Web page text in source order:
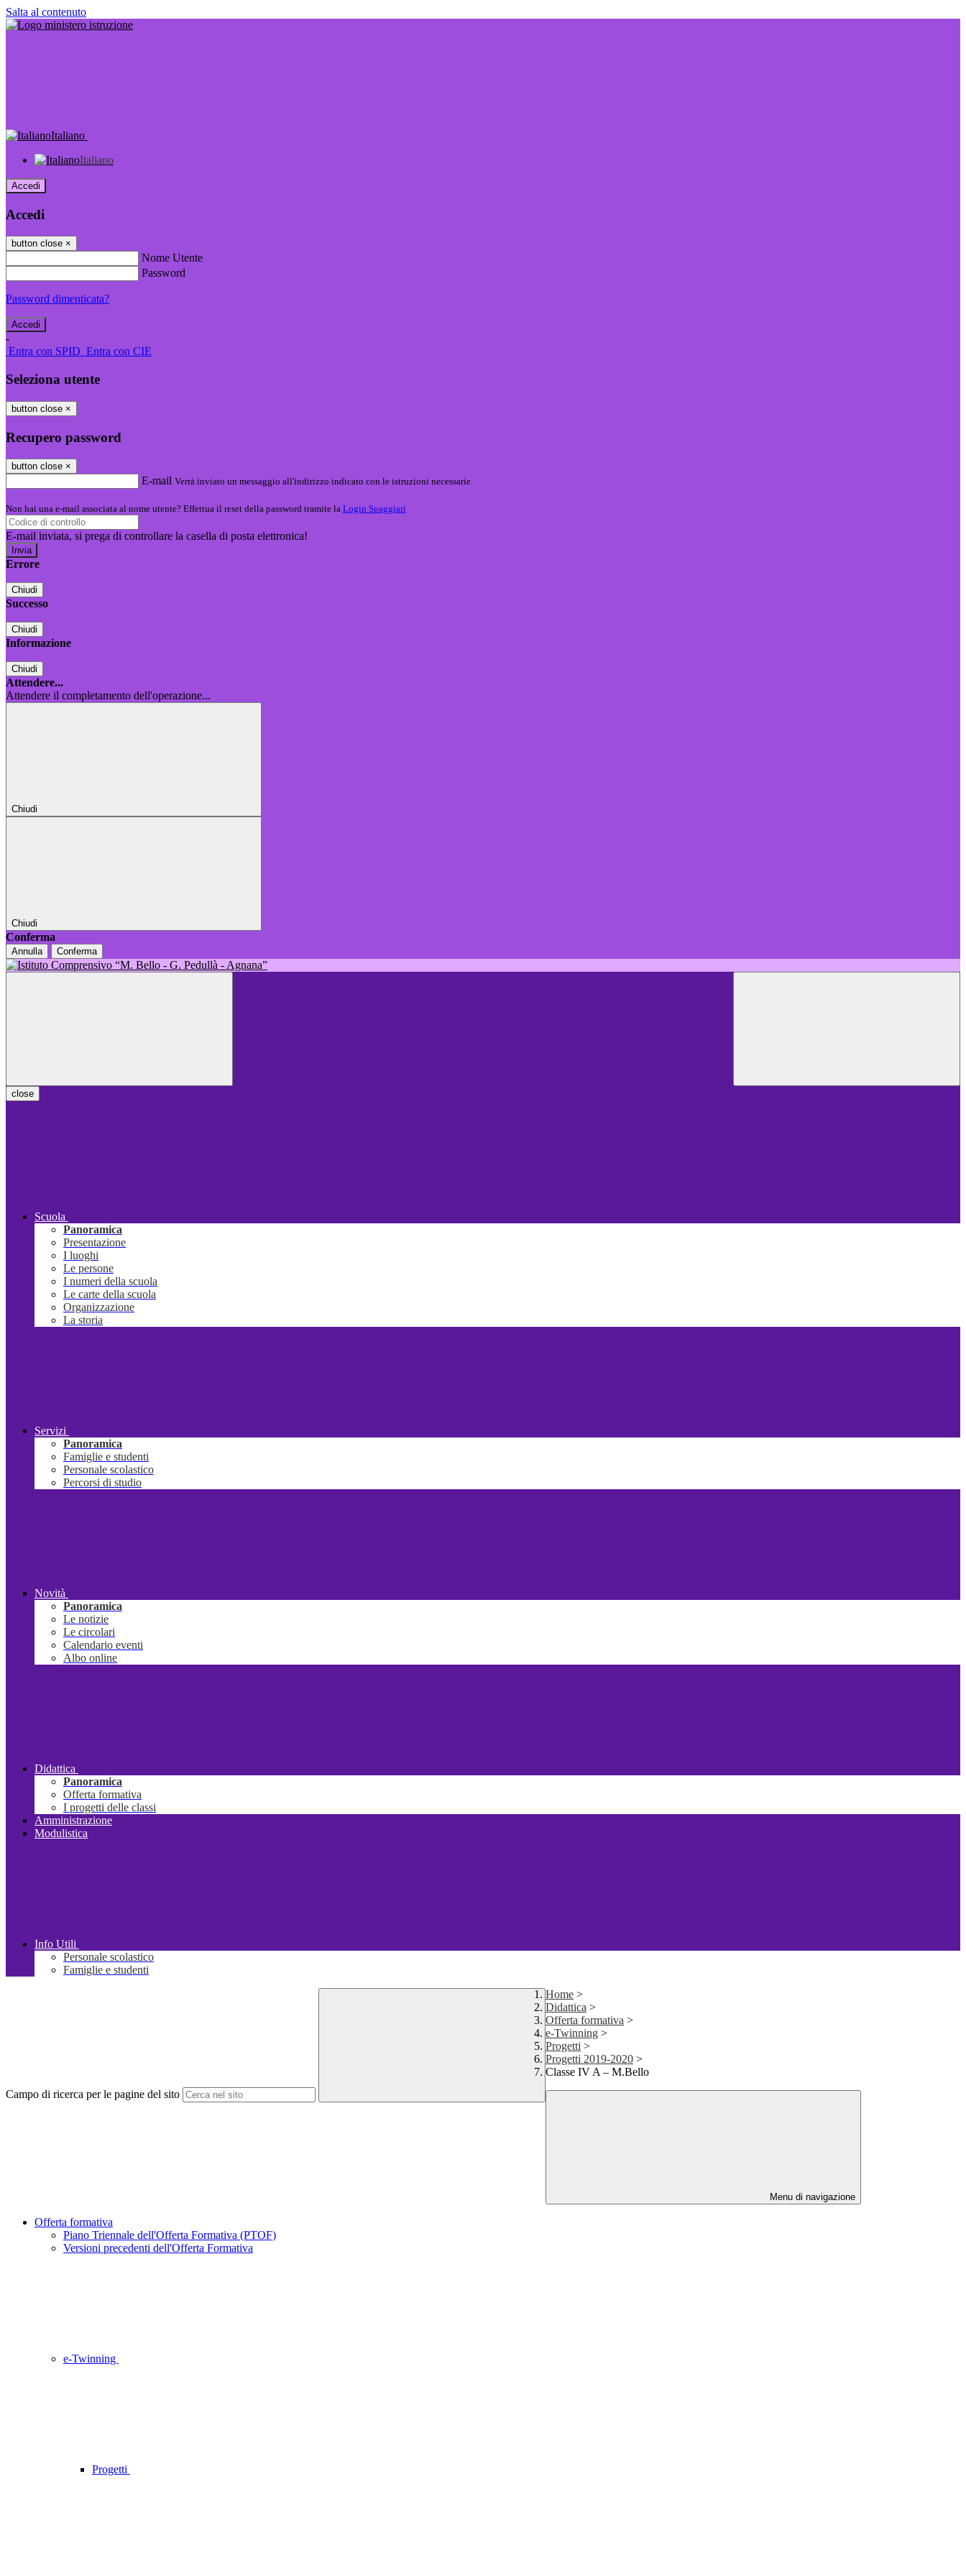
Salta al contenuto
Italiano
Italiano
Accedi
Accedi
button close ×
Nome Utente
Password
Password dimenticata?
-
Entra con SPID Entra con CIE
Seleziona utente
button close ×
Recupero password
button close ×
E-mail Verrà inviato un messaggio all'indirizzo indicato con le istruzioni necessarie.
Non hai una e-mail associata al nome utente? Effettua il reset della password tramite la Login Spaggiari
E-mail inviata, si prega di controllare la casella di posta elettronica!
Errore
Chiudi
Successo
Chiudi
Informazione
Chiudi
Attendere...
Attendere il completamento dell'operazione...
Chiudi
Chiudi
Conferma
Annulla Conferma
close
Scuola
Panoramica
Presentazione
I luoghi
Le persone
I numeri della scuola
Le carte della scuola
Organizzazione
La storia
Servizi
Panoramica
Famiglie e studenti
Personale scolastico
Percorsi di studio
Novità
Panoramica
Le notizie
Le circolari
Calendario eventi
Albo online
Didattica
Panoramica
Offerta formativa
I progetti delle classi
Amministrazione
Modulistica
Info Utili
Personale scolastico
Famiglie e studenti
Campo di ricerca per le pagine del sito
Home >
Didattica >
Offerta formativa >
e-Twinning >
Progetti >
Progetti 2019-2020 >
Classe IV A – M.Bello
Menu di navigazione
Offerta formativa
Piano Triennale dell'Offerta Formativa (PTOF)
Versioni precedenti dell'Offerta Formativa
e-Twinning
Progetti